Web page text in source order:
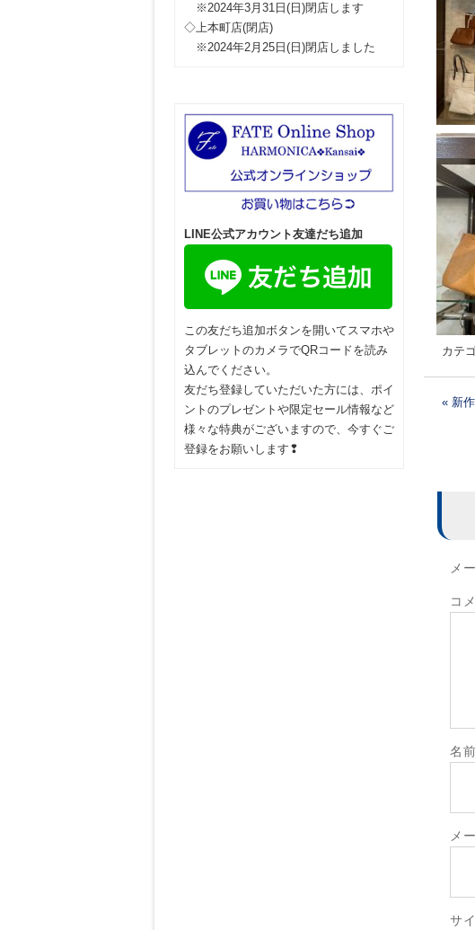
カテ
« 新
メ
コ
名前
メ
サ
※2024年3月31日(日)閉店します
◇上本町店(閉店)
※2024年2月25日(日)閉店しました
LINE公式アカウント友達だち追加
この友だち追加ボタンを開いてスマホや
タブレットのカメラでQRコードを読み
込んでください。
友だち登録していただいた方には、ポイ
ントのプレゼントや限定セール情報など
様々な特典がございますので、今すぐご
登録をお願いします❢